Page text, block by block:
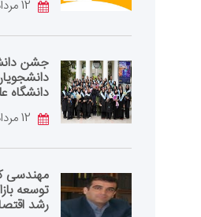
جشن
دانشگاه
مهندسی
توسعه
رشد